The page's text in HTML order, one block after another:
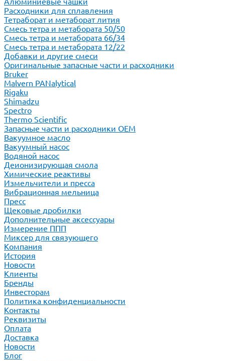
Расходники для сплавления
Тетраборат и метаборат лития
Смесь тетра и метабората 50/50
Смесь тетра и метабората 66/34
Смесь тетра и метабората 12/22
Добавки и другие смеси
Оригинальные запасные части и расходники
Bruker
Malvern PANalytical
Rigaku
Shimadzu
Spectro
Thermo Scientific
Запасные части и расходники ОЕМ
Вакуумное масло
Вакуумный насос
Водяной насос
Деионизирующая смола
Химические реактивы
Измельчители и пресса
Вибрационная мельница
Пресс
Щековые дробилки
Дополнительные аксессуары
Измерение ППП
Миксер для связующего
Компания
История
Новости
Клиенты
Бренды
Инвесторам
Политика конфиденциальности
Контакты
Реквизиты
Оплата
Доставка
Новости
Блог